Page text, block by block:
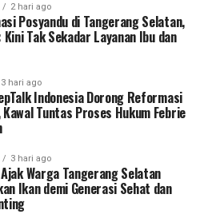
2 hari ago
Posyandu di Tangerang Selatan,
Tak Sekadar Layanan Ibu dan
3 hari ago
Indonesia Dorong Reformasi
Kawal Tuntas Proses Hukum Febrie
3 hari ago
Warga Tangerang Selatan
Ikan demi Generasi Sehat dan